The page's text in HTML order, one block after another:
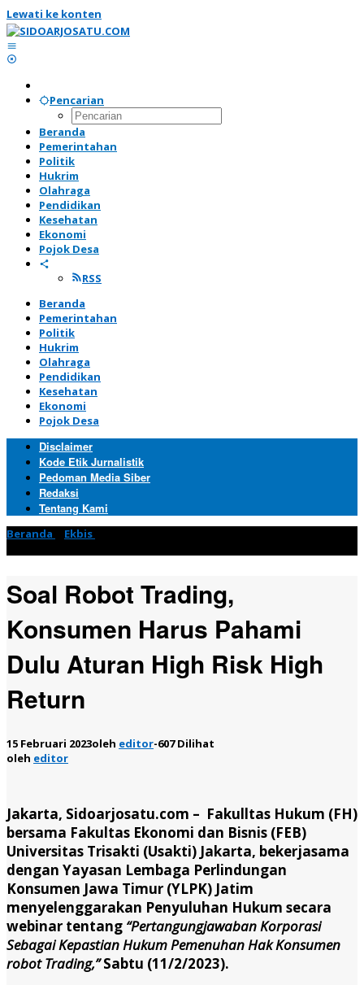
Lewati ke konten
Pencarian
Beranda
Pemerintahan
Politik
Hukrim
Olahraga
Pendidikan
Kesehatan
Ekonomi
Pojok Desa
RSS
Beranda
Pemerintahan
Politik
Hukrim
Olahraga
Pendidikan
Kesehatan
Ekonomi
Pojok Desa
Disclaimer
Kode Etik Jurnalistik
Pedoman Media Siber
Redaksi
Tentang Kami
Beranda Ekbis
Soal Robot Trading,
Konsumen Harus Pahami
Dulu Aturan High Risk High
Return
15 Februari 2023oleh editor-607 Dilihat
oleh editor
Jakarta, Sidoarjosatu.com – Fakulltas Hukum (FH)
bersama Fakultas Ekonomi dan Bisnis (FEB)
Universitas Trisakti (Usakti) Jakarta, bekerjasama
dengan Yayasan Lembaga Perlindungan
Konsumen Jawa Timur (YLPK) Jatim
menyelenggarakan Penyuluhan Hukum secara
webinar tentang “Pertangungjawaban Korporasi
Sebagai Kepastian Hukum Pemenuhan Hak Konsumen
robot Trading,”Sabtu (11/2/2023).